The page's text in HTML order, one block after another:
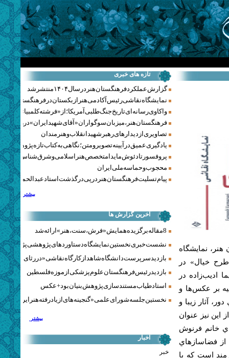
تازه های خبری
گزارش عملکرد فرهنگستان هنر در سال ۱۴۰۴ منتشر شد
نمایشگاه نقاشی رئیس آکادمی هنر ازبکستان در فرهنگستان هنر
واکاوی رسانه‌ای تاریخ جنگ‌طلبی آمریکا؛ از «فرشته کلمبیا» تا
فرهنگستان هنر، میزبان سوگواران «آقای شهید ایران» در
تصاویری از دیدارهای رهبر شهید انقلاب و هنرمندان
یادگیری عمیق در آیینه تصویر و متن؛ نگاهی به کتاب تازه پژوهشکده
پروفسور تادئوش مایدا متخصص هنر اسلامی و شرق‌شناس
محجوب و حماسه ملی ایران
پیام تسلیت فرهنگستان هنر در پی درگذشت استاد عبدالحمید
بیشتر
آخرین گزارش ها
8 مقاله برگزیده همایش «فرش، سنت، هنر» ارائه شد
نشست خبری نخستین نمایشگاه دستاوردهای پژوهشی
بازدید سرپرست دانشگاه شاهد از کارگاه نقاشی «در رثای سیمرغ
بازدید رئیس فرهنگستان علوم پزشکی از موزه فلسطین
استاد طیاب مستندسازی پژوهش‌بنیان بود + عکس
نخستین جلسه شورای علمی «گنجینه‌های ازیادرفته هنر ایران»
بیشتر
اخبار
خبر
نمايشگاه
خيال» در
اديب‌زاده در
بر عکس‌ها و
آثار زيبا و
اين نيز عنوان
خانم فرنوش
از فضاساز‌هاي
است که با